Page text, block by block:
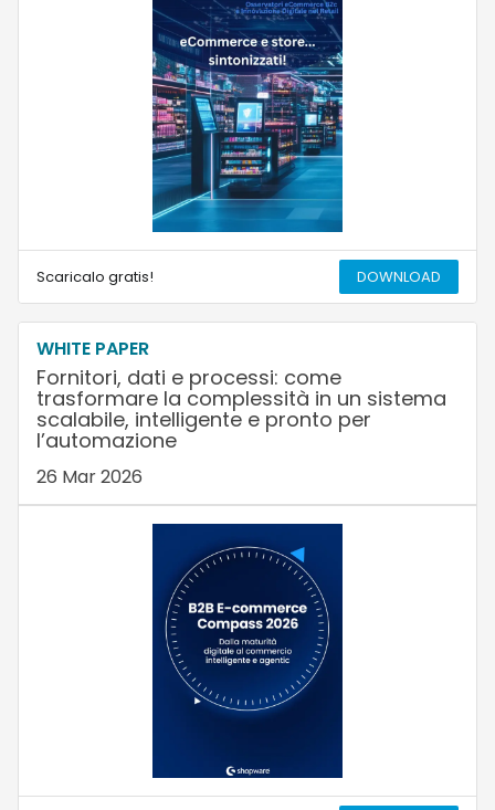
Scaricalo gratis! DOWNLOAD
WHITE PAPER
Fornitori, dati e processi: come
trasformare la complessità in un sistema
scalabile, intelligente e pronto per
l’automazione
26 Mar 2026